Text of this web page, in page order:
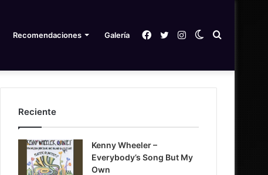
Recomendaciones Galería Search
Switch
Instagram
Twitter
Facebook
Reciente
Kenny Wheeler –
Everybody’s Song But My
Own